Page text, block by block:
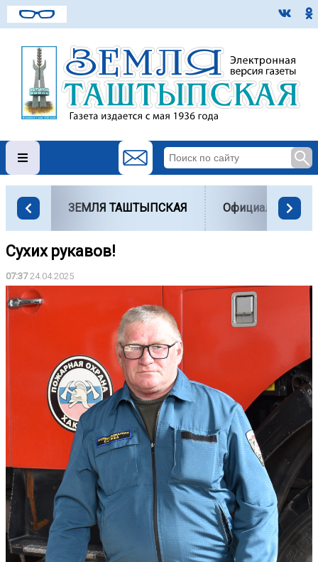
ЗЕМЛЯ ТАШТЫПСКАЯ Официально
Сухих рукавов!
07:3724.04.2025